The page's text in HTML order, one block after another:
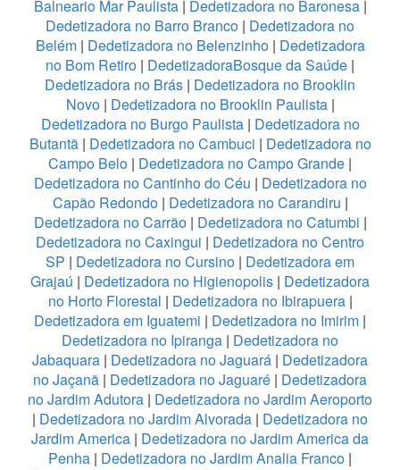
Balneario Mar Paulista| Dedetizadora no Baronesa|
Dedetizadora no Barro Branco | Dedetizadora no
Belém| Dedetizadora no Belenzinho| Dedetizadora
no Bom Retiro | DedetizadoraBosque da Saúde |
Dedetizadora no Brás | Dedetizadora no Brooklin
Novo| Dedetizadora no Brooklin Paulista|
Dedetizadora no Burgo Paulista| Dedetizadora no
Butantã| Dedetizadora no Cambuci | Dedetizadora no
Campo Belo | Dedetizadora no Campo Grande |
Dedetizadora no Cantinho do Céu | Dedetizadora no
Capão Redondo| Dedetizadora no Carandiru |
Dedetizadora no Carrão| Dedetizadora no Catumbi |
Dedetizadora no Caxingui | Dedetizadora no Centro
SP | Dedetizadora no Cursino | Dedetizadora em
Grajaú | Dedetizadora no Higienopolis | Dedetizadora
no Horto Florestal | Dedetizadora no Ibirapuera|
Dedetizadora em Iguatemi | Dedetizadora no Imirim |
Dedetizadora no Ipiranga | Dedetizadora no
Jabaquara | Dedetizadora no Jaguará | Dedetizadora
no Jaçanã | Dedetizadora no Jaguaré | Dedetizadora
no Jardim Adutora | Dedetizadora no Jardim Aeroporto
| Dedetizadora no Jardim Alvorada | Dedetizadora no
Jardim America | Dedetizadora no Jardim America da
Penha | Dedetizadora no Jardim Analia Franco |